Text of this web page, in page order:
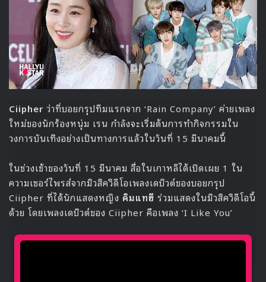
Ciipher ว่าที่บอยกรุปทีมแรกจาก ‘Rain Company’ ค่ายเพลง
ใหม่ของนักร้องหนุ่ม เรน กำลังจะเริ่มต้นการทำกิจกรรมใน
วงการบันเทิงอย่างเป็นทางการแล้วในวันที่ 15 มีนาคมนี้
ในช่วงเช้าของวันที่ 15 มีนาคม สื่อในเกาหลีได้เปิดเผย 1 ใน
ความเซอร์ไพรส์จากมิวสิควิดีโอเพลงเดบิวต์ของบอยกรุป
Ciipher ที่ได้นักแสดงหญิง คิมแทฮี ร่วมแสดงในมิวสิควิดีโอนี้
ด้วย โดยเพลงเดบิวต์ของ Ciipher คือเพลง ‘I Like You’